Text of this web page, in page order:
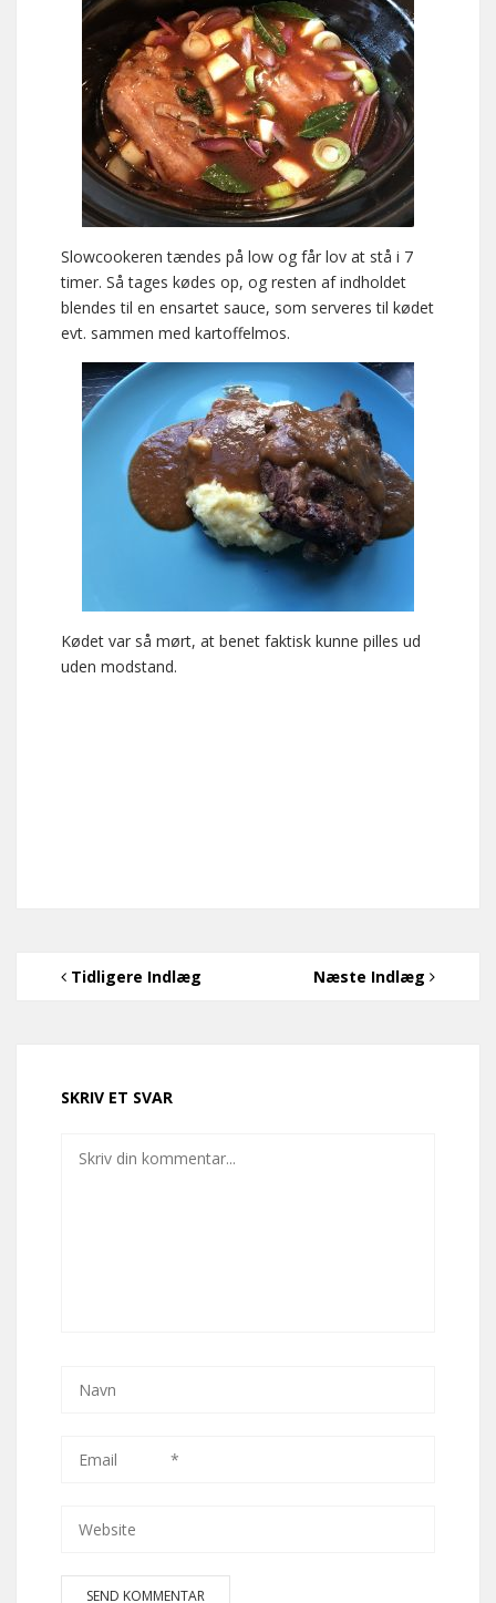
Slowcookeren tændes på low og får lov at stå i 7
timer. Så tages kødes op, og resten af indholdet
blendes til en ensartet sauce, som serveres til kødet
evt. sammen med kartoffelmos.
Kødet var så mørt, at benet faktisk kunne pilles ud
uden modstand.
Tidligere Indlæg Næste Indlæg
SKRIV ET SVAR